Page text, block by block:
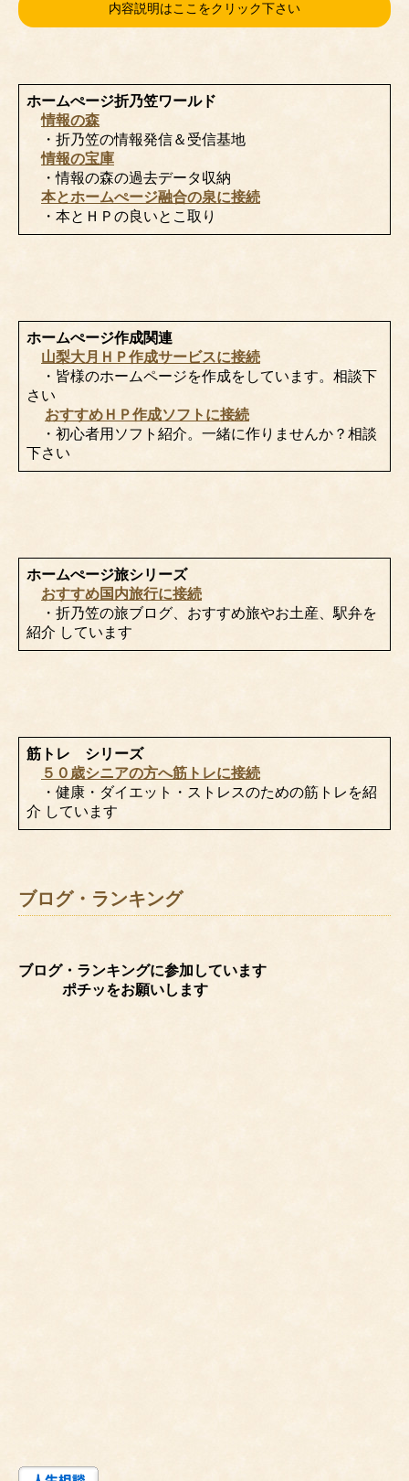
内容説明はここをクリック下さい
ホームぺージ折乃笠ワールド
情報の森
・折乃笠の情報発信＆受信基地
情報の宝庫
・情報の森の過去データ収納
本とホームぺージ融合の泉に接続
・本とＨＰの良いとこ取り
ホームぺージ作成関連
山梨大月ＨＰ作成サービスに接続
・皆様のホームページを作成をしています。相談下
さい
おすすめＨＰ作成ソフトに接続
・初心者用ソフト紹介。一緒に作りませんか？相談
下さい
ホームぺージ旅シリーズ
おすすめ国内旅行に接続
・折乃笠の旅ブログ、おすすめ旅やお土産、駅弁を
紹介 しています
筋トレ シリーズ
５０歳シニアの方へ筋トレに接続
・健康・ダイエット・ストレスのための筋トレを紹
介 しています
ブログ・ランキング
ブログ・ランキングに参加しています
ポチッをお願いします